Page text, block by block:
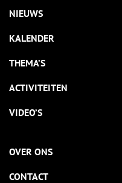
NIEUWS
KALENDER
THEMA’S
ACTIVITEITEN
VIDEO’S
OVER ONS
CONTACT